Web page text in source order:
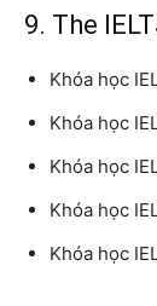
9. The
Khóa học
Khóa học
Khóa học
Khóa học
Khóa học